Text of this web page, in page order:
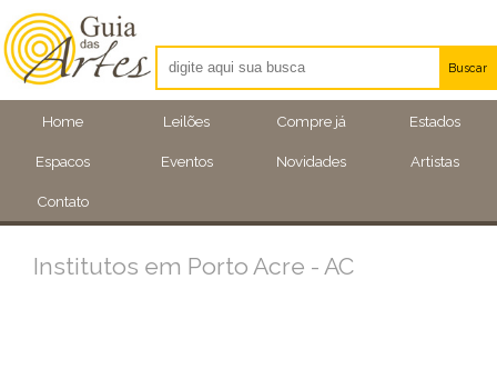
Home Leilões Compre já Estados
Espacos Eventos Novidades Artistas
Contato
Buscar
Artistas
Eventos
Institutos em Porto Acre - AC